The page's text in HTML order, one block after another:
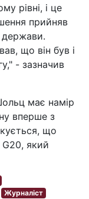
рівні, і це
прийняв
держави.
що він був і
- зазначив
має намір
вперше з
що
G20, який
Журналіст